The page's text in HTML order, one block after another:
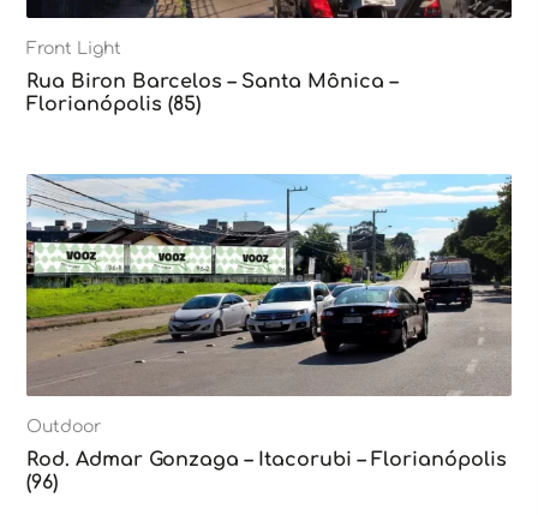
Front Light
Rua Biron Barcelos – Santa Mônica –
Florianópolis (85)
Outdoor
Rod. Admar Gonzaga – Itacorubi – Florianópolis
(96)